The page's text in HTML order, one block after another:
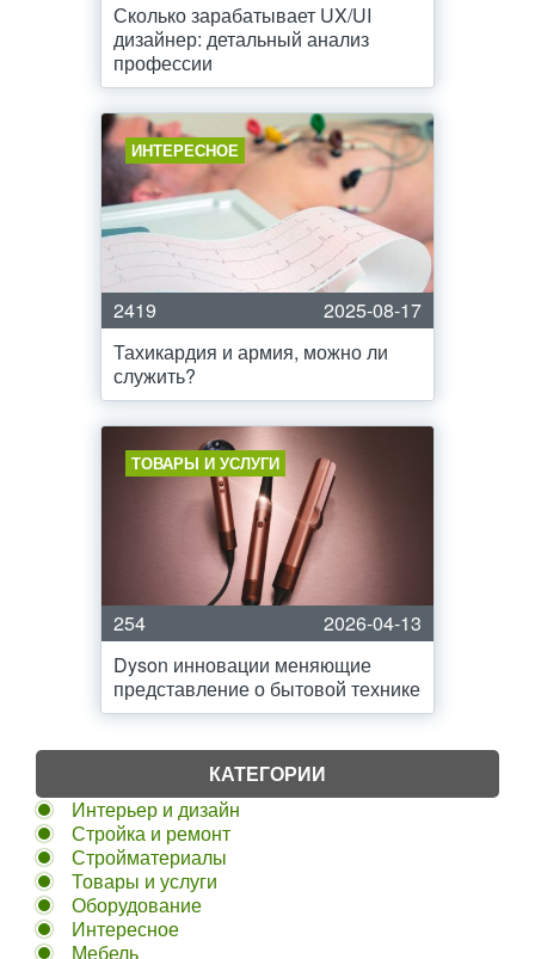
Сколько зарабатывает UX/UI
дизайнер: детальный анализ
профессии
ИНТЕРЕСНОЕ
2419
2025-08-17
Тахикардия и армия, можно ли
служить?
ТОВАРЫ И УСЛУГИ
254
2026-04-13
Dyson инновации меняющие
представление о бытовой технике
КАТЕГОРИИ
Интерьер и дизайн
Стройка и ремонт
Стройматериалы
Товары и услуги
Оборудование
Интересное
Мебель